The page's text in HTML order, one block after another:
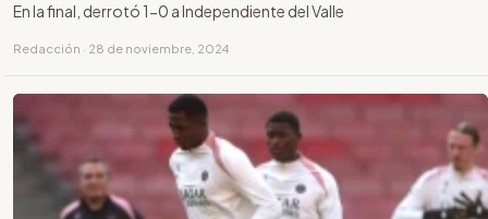
En la final, derrotó 1-0 a Independiente del Valle
Redacción · 28 de noviembre, 2024